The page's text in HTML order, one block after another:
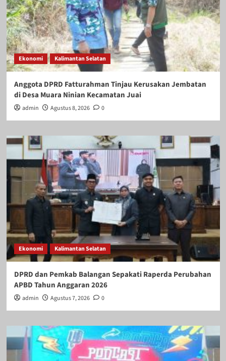
Ekonomi Kalimantan Selatan
Anggota DPRD Fatturahman Tinjau Kerusakan Jembatan
di Desa Muara Ninian Kecamatan Juai
admin Agustus 8, 2026 0
Ekonomi Kalimantan Selatan
DPRD dan Pemkab Balangan Sepakati Raperda Perubahan
APBD Tahun Anggaran 2026
admin Agustus 7, 2026 0